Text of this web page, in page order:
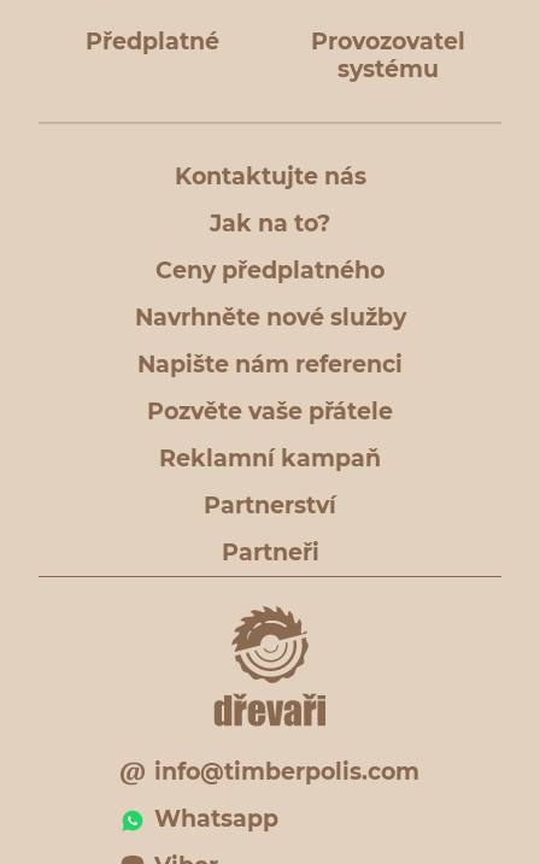
Předplatné
Provozovatel
systému
Kontaktujte nás
Jak na to?
Ceny předplatného
Navrhněte nové služby
Napište nám referenci
Pozvěte vaše přátele
Reklamní kampaň
Partnerství
Partneři
info@timberpolis.com
Whatsapp